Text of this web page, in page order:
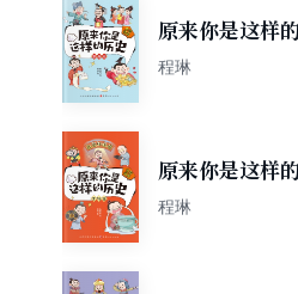
原来你是这样
程琳
原来你是这样
程琳